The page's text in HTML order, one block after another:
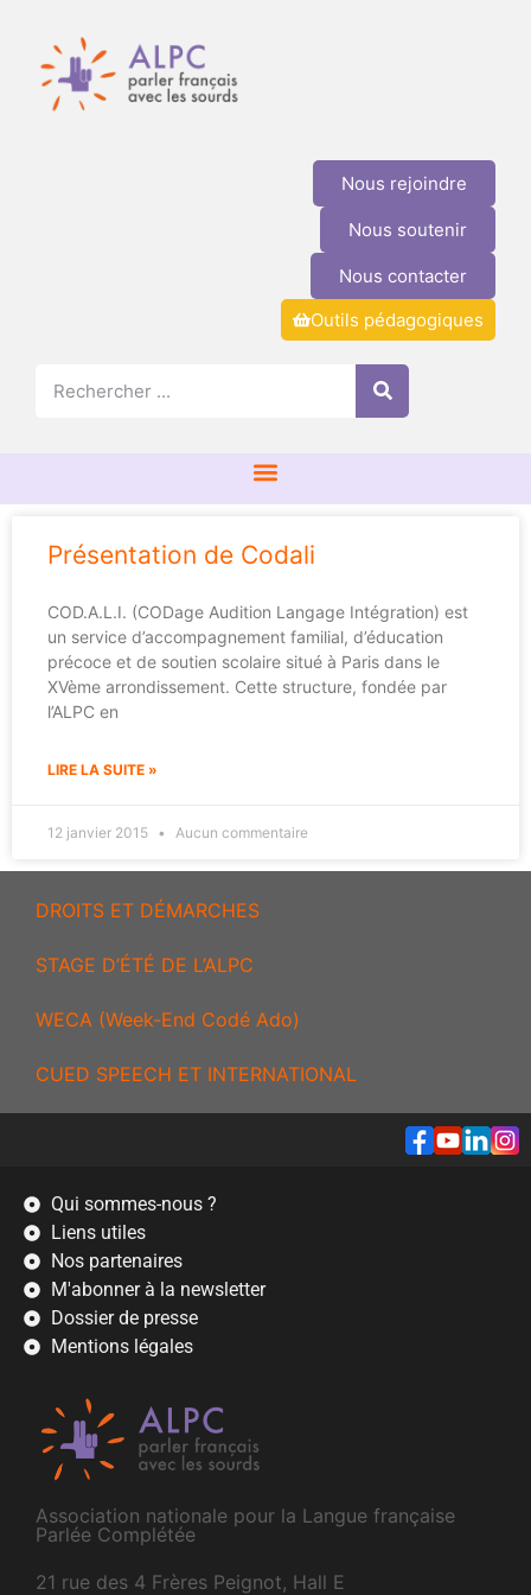
Nous rejoindre
Nous soutenir
Nous contacter
Outils pédagogiques
Présentation de Codali
COD.A.L.I. (CODage Audition Langage Intégration) est
un service d’accompagnement familial, d’éducation
précoce et de soutien scolaire situé à Paris dans le
XVème arrondissement. Cette structure, fondée par
l’ALPC en
LIRE LA SUITE »
12 janvier 2015 Aucun commentaire
DROITS ET DÉMARCHES
STAGE D’ÉTÉ DE L’ALPC
WECA (Week-End Codé Ado)
CUED SPEECH ET INTERNATIONAL
Association nationale pour la Langue française
Parlée Complétée
21 rue des 4 Frères Peignot, Hall E
Qui sommes-nous ?
Liens utiles
Nos partenaires
M'abonner à la newsletter
Dossier de presse
Mentions légales